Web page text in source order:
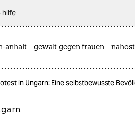
hilfe
anhalt gewalt gegen frauen
in Ungarn: Eine selbstbewusste